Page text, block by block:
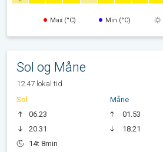
Max (°C) Min (°C)
Sol og Måne
12.47 lokal tid
Sol
06.23
20.31
14t 8min
Måne
01.53
18.21